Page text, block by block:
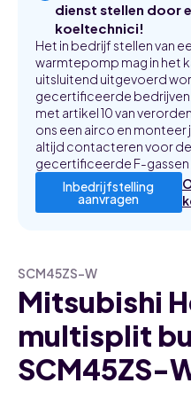
dienst stellen door
koeltechnici!
Het in bedrijf stellen van
warmtepomp mag in het
uitsluitend uitgevoerd
gecertificeerde
met artikel 10 van
ons een airco en monteer
altijd contacteren voor
gecertificeerde F-gassen
Inbedrijfstelling
aanvragen
SCM45ZS-W
Mitsubishi
multisplit
SCM45ZS-